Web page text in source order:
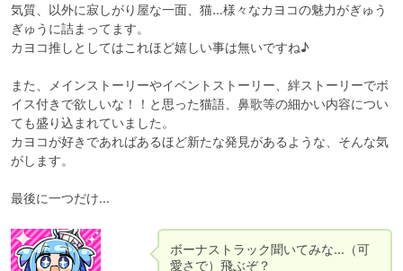
気質、以外に寂しがり屋な一面、猫…様々なカヨコの魅力がぎゅう
ぎゅうに詰まってます。
カヨコ推しとしてはこれほど嬉しい事は無いですね♪
また、メインストーリーやイベントストーリー、絆ストーリーでボ
イス付きで欲しいな！！と思った猫語、鼻歌等の細かい内容につい
ても盛り込まれていました。
カヨコが好きであればあるほど新たな発見があるような、そんな気
がします。
最後に一つだけ…
ボーナストラック聞いてみな…（可
愛さで）飛ぶぞ？